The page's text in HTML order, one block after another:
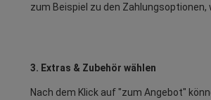
zum Beispiel zu den Zahlungsoptionen,
3. Extras & Zubehör wählen
Nach dem Klick auf "zum Angebot"